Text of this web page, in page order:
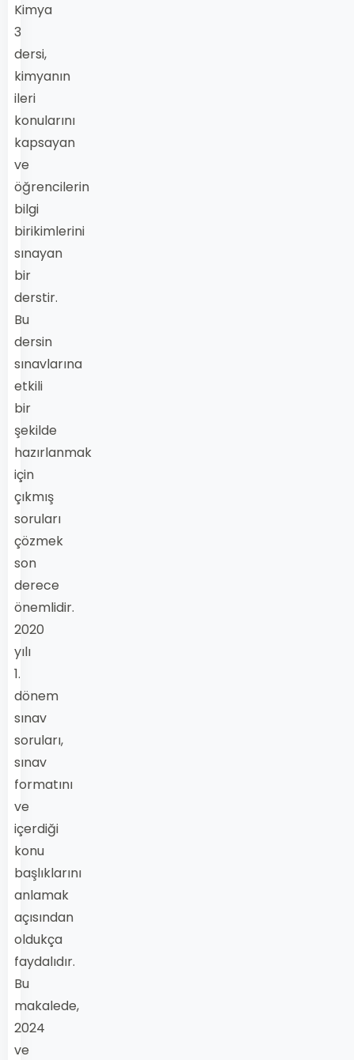
Kimya
3
dersi,
kimyanın
ileri
konularını
kapsayan
ve
öğrencilerin
bilgi
birikimlerini
sınayan
bir
derstir.
Bu
dersin
sınavlarına
etkili
bir
şekilde
hazırlanmak
için
çıkmış
soruları
çözmek
son
derece
önemlidir.
2020
yılı
1.
dönem
sınav
soruları,
sınav
formatını
ve
içerdiği
konu
başlıklarını
anlamak
açısından
oldukça
faydalıdır.
Bu
makalede,
2024
ve